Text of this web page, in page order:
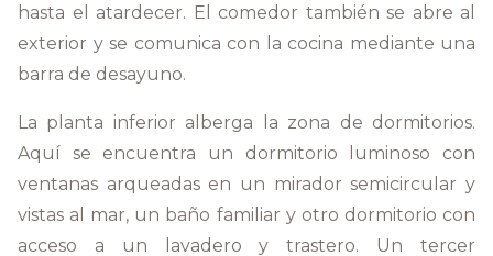
hasta el atardecer. El comedor también se abre al
exterior y se comunica con la cocina mediante una
barra de desayuno.
La planta inferior alberga la zona de dormitorios.
Aquí se encuentra un dormitorio luminoso con
ventanas arqueadas en un mirador semicircular y
vistas al mar, un baño familiar y otro dormitorio con
acceso a un lavadero y trastero. Un tercer